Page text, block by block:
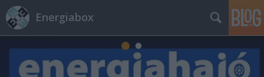
Energiabox